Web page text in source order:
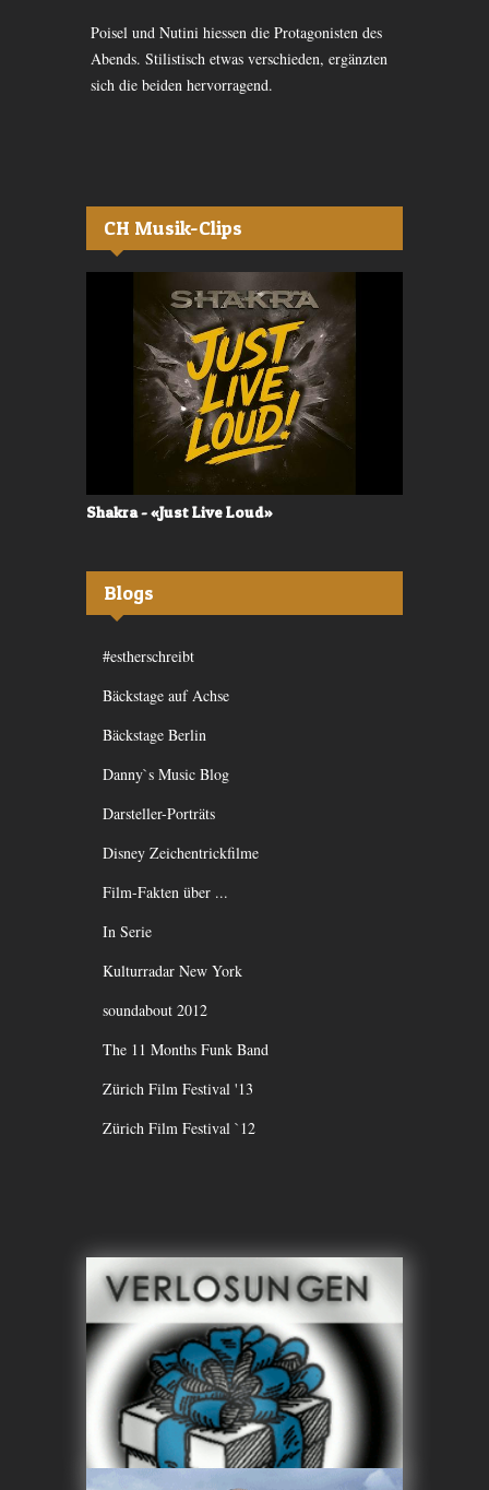
Poisel und Nutini hiessen die Protagonisten des
Abends. Stilistisch etwas verschieden, ergänzten
sich die beiden hervorragend.
CH Musik-Clips
Shakra - «Just Live Loud»
Blogs
#estherschreibt
Bäckstage auf Achse
Bäckstage Berlin
Danny`s Music Blog
Darsteller-Porträts
Disney Zeichentrickfilme
Film-Fakten über ...
In Serie
Kulturradar New York
soundabout 2012
The 11 Months Funk Band
Zürich Film Festival '13
Zürich Film Festival `12